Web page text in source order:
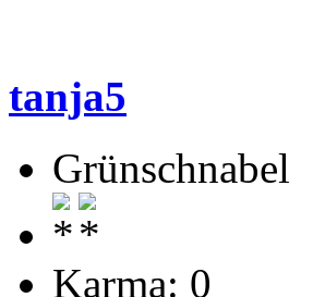
tanja5
Grünschnabel
Karma: 0